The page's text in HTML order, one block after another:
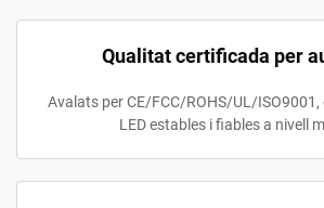
Qualitat certificada per
Avalats per CE/FCC/ROHS/UL/
LED estables i fiables a nivell